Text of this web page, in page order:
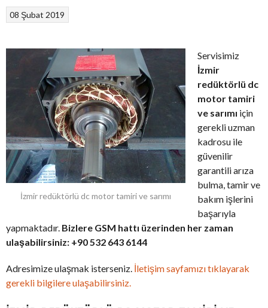
08 Şubat 2019
İzmir redüktörlü dc motor tamiri ve sarımı
Servisimiz
İzmir
redüktörlü dc
motor tamiri
ve sarımı için
gerekli uzman
kadrosu ile
güvenilir
garantili arıza
bulma, tamir ve
bakım işlerini
başarıyla
yapmaktadır. Bizlere GSM hattı üzerinden her zaman
ulaşabilirsiniz: +90 532 643 6144
Adresimize ulaşmak isterseniz. İletişim sayfamızı tıklayarak
gerekli bilgilere ulaşabilirsiniz.